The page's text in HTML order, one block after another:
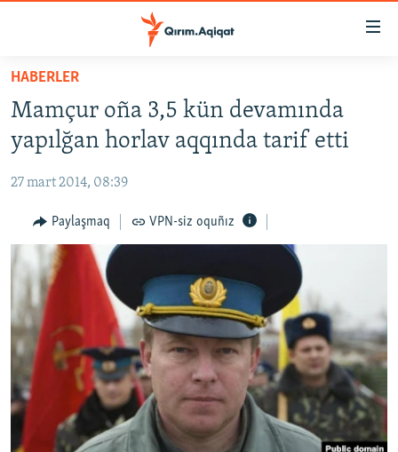
Esas
qaytmaq
Baş
navigatsiyağa
qaytmaq
qaytmaq
SİYASET
İQTİSADİYAT
CEMİYET
MEDENİYET
İNSAN AQLARI
VİDEO
SÜRET
BLOGLAR
FİKİR
Русский
HABERLER
Mamçur oña 3,5 kün devamında
yapılğan horlav aqqında tarif etti
27 mart 2014, 08:39
Paylaşmaq VPN-siz oquñız